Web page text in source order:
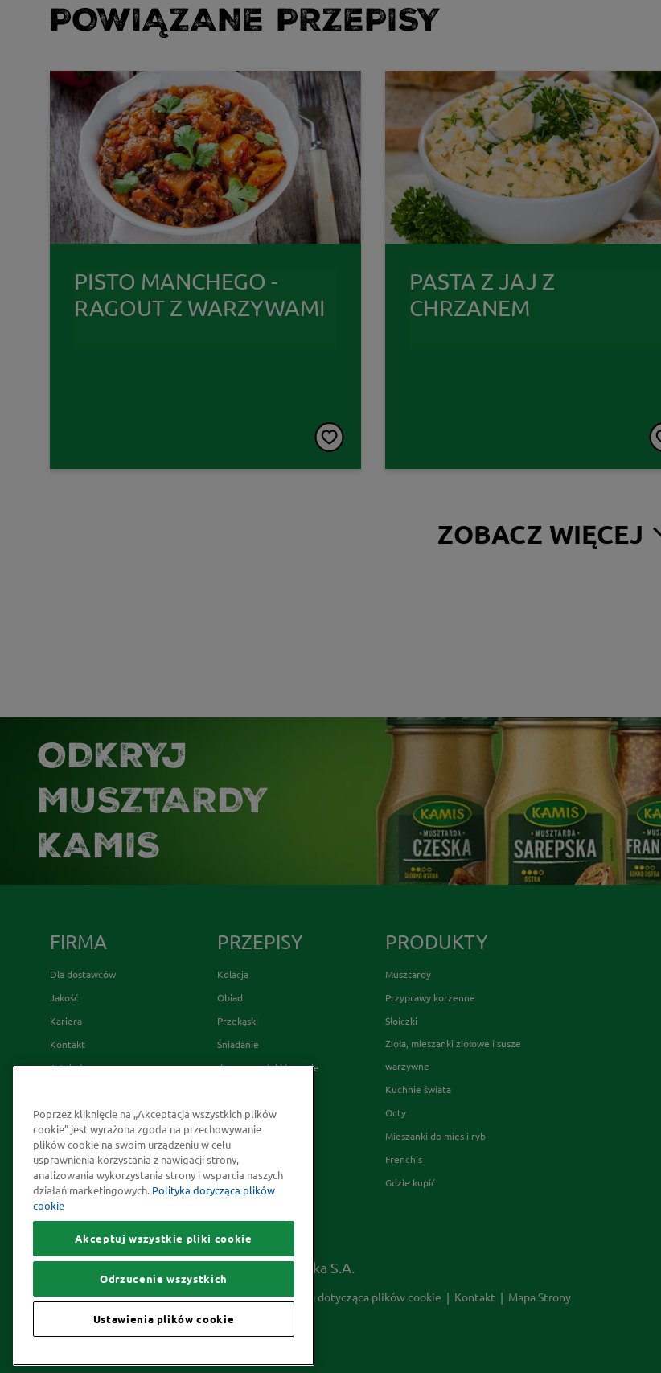
POWIĄZANE PRZEPISY
PISTO MANCHEGO -
RAGOUT Z WARZYWAMI
PASTA Z JAJ Z
CHRZANEM
ZOBACZ WIĘCEJ
ODKRYJ
MUSZTARDY
KAMIS
FIRMA
Dla dostawców
Jakość
Kariera
Kontakt
Artykuły
Skąd bierzemy nasze przyprawy
Strategia Podatkowa
Społeczna odpowiedzialność
Kakao odpowiedzialnie
pozyskiwane
PRZEPISY
Kolacja
Obiad
Przekąski
Śniadanie
desery wypieki i napoje
PRODUKTY
Musztardy
Przyprawy korzenne
Słoiczki
Zioła, mieszanki ziołowe i susze
warzywne
Kuchnie świata
Octy
Mieszanki do mięs i ryb
French's
Gdzie kupić
Prawa autorskie © 2026 McCormick Polska S.A.
Informacje na temat ochrony prywatności Polityka dotycząca plików cookie Kontakt Mapa Strony
Poprzez kliknięcie na „Akceptacja wszystkich plików
cookie” jest wyrażona zgoda na przechowywanie
plików cookie na swoim urządzeniu w celu
usprawnienia korzystania z nawigacji strony,
analizowania wykorzystania strony i wsparcia naszych
działań marketingowych. Polityka dotycząca plików
cookie
Akceptuj wszystkie pliki cookie
Odrzucenie wszystkich
Ustawienia plików cookie